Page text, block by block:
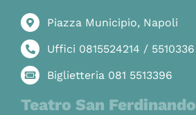
Piazza Municipio, Napoli
Uffici 0815524214 / 5510336
Biglietteria 081 5513396
Teatro San Ferdinando